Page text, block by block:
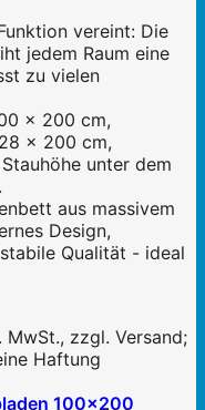
vereint: Die
jedem Raum eine
zu vielen
x 200 cm,
x 200 cm,
unter dem
aus massivem
Design,
Qualität - ideal
MwSt., zzgl. Versand;
Haftung